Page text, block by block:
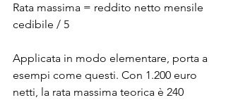
Rata massima = reddito netto mensile
cedibile / 5
Applicata in modo elementare, porta a
esempi come questi. Con 1.200 euro
netti, la rata massima teorica è 240